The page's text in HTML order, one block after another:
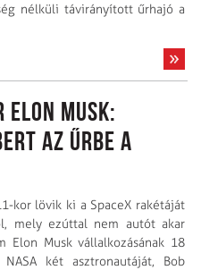
nélküli távirányított űrhajó a
Musk:
az űrbe a
kor lövik ki a SpaceX rakétáját
mely ezúttal nem autót akar
Elon Musk vállalkozásának 18
két asztronautáját, Bob